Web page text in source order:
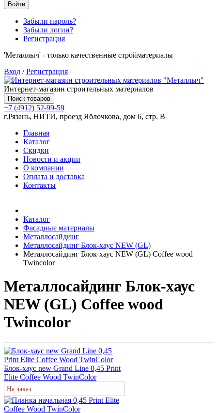
Войти
Забыли пароль?
Забыли логин?
Регистрация
'Металлыч' - только качественные стройматериалы
Вход /Регистрация
Интернет-магазин строительных материалов
Поиск товаров
+7 (4912) 52-99-59
г.Рязань, НИТИ, проезд Яблочкова, дом 6, стр. В
Главная
Каталог
Скидки
Новости и акции
О компании
Оплата и доставка
Контакты
Каталог
Фасадные материалы
Металлосайдинг
Металлосайдинг Блок-хаус NEW (GL)
Металлосайдинг Блок-хаус NEW (GL) Coffee wood
Twincolor
Металлосайдинг Блок-хаус
NEW (GL) Coffee wood
Twincolor
Блок-хаус new Grand Line 0,45 Print
Elite Coffee Wood TwinColor
На заказ